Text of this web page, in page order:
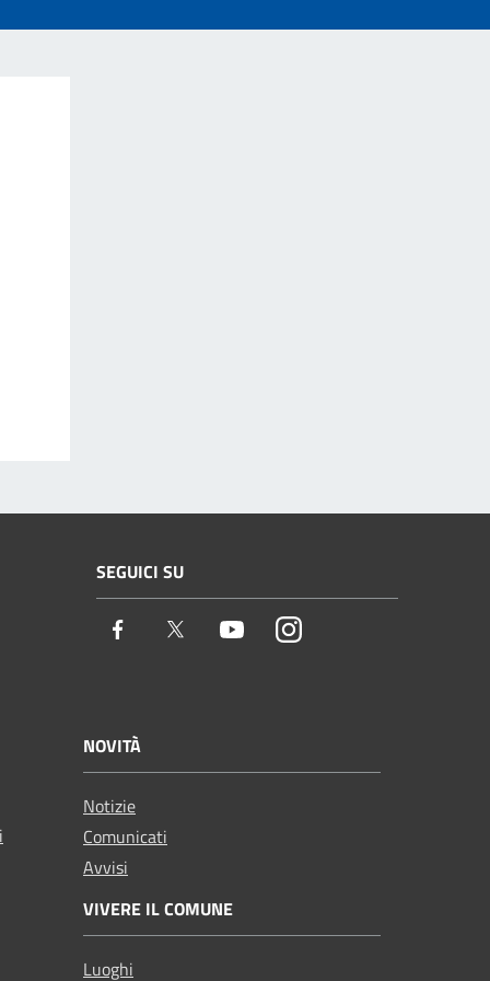
SEGUICI SU
Facebook Twitter YoutubeInstagram
NOVITÀ
Notizie
Comunicati
Avvisi
VIVERE IL COMUNE
Luoghi